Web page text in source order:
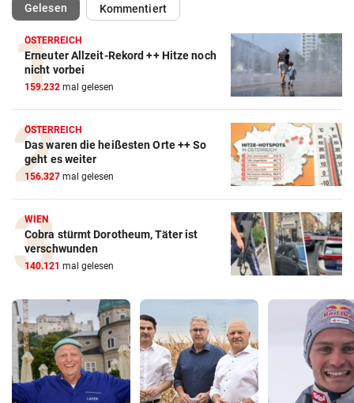
Gelesen(ausgewählt)Kommentiert
ÖSTERREICH
Erneuter Allzeit-Rekord ++ Hitze noch
nicht vorbei
159.232 mal gelesen
ÖSTERREICH
Das waren die heißesten Orte ++ So
geht es weiter
156.327 mal gelesen
WIEN
Cobra stürmt Dorotheum, Täter ist
verschwunden
140.121 mal gelesen